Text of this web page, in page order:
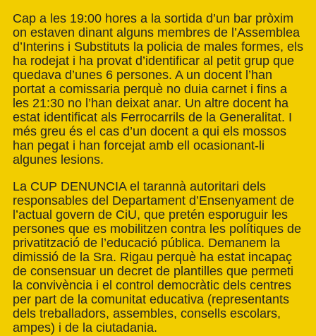
Cap a les 19:00 hores a la sortida d’un bar pròxim
on estaven dinant alguns membres de l’Assemblea
d’Interins i Substituts la policia de males formes, els
ha rodejat i ha provat d’identificar al petit grup que
quedava d’unes 6 persones. A un docent l’han
portat a comissaria perquè no duia carnet i fins a
les 21:30 no l’han deixat anar. Un altre docent ha
estat identificat als Ferrocarrils de la Generalitat. I
més greu és el cas d’un docent a qui els mossos
han pegat i han forcejat amb ell ocasionant-li
algunes lesions.
La CUP DENUNCIA el tarannà autoritari dels
responsables del Departament d’Ensenyament de
l’actual govern de CiU, que pretén esporuguir les
persones que es mobilitzen contra les polítiques de
privatització de l’educació pública. Demanem la
dimissió de la Sra. Rigau perquè ha estat incapaç
de consensuar un decret de plantilles que permeti
la convivència i el control democràtic dels centres
per part de la comunitat educativa (representants
dels treballadors, assembles, consells escolars,
ampes) i de la ciutadania.